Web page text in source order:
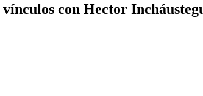
con Hector